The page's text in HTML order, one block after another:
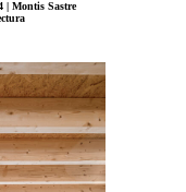
| Montis Sastre